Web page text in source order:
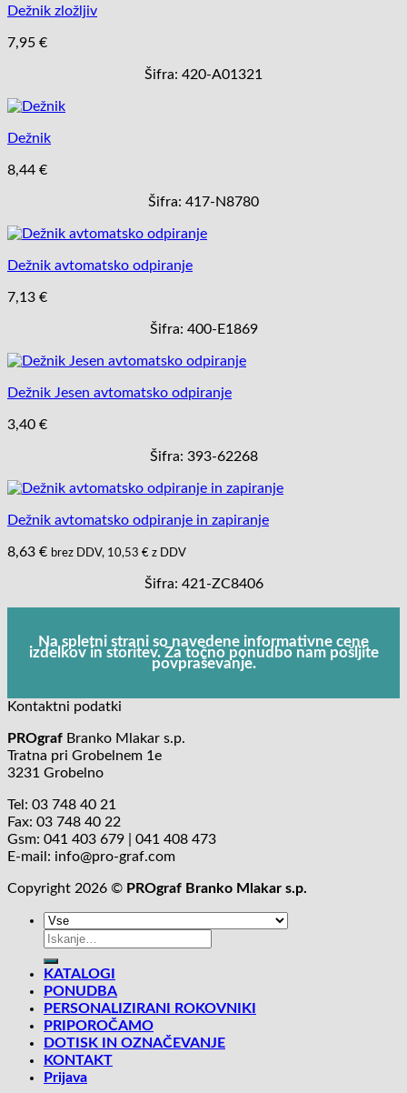
Dežnik zložljiv
7,95 €
Šifra: 420-A01321
Dežnik
8,44 €
Šifra: 417-N8780
Dežnik avtomatsko odpiranje
7,13 €
Šifra: 400-E1869
Dežnik Jesen avtomatsko odpiranje
3,40 €
Šifra: 393-62268
Dežnik avtomatsko odpiranje in zapiranje
8,63 € brez DDV, 10,53 € z DDV
Šifra: 421-ZC8406
Na spletni strani so navedene informativne cene
izdelkov in storitev. Za točno ponudbo nam pošljite
povpraševanje.
Kontaktni podatki
PROgraf Branko Mlakar s.p.
Tratna pri Grobelnem 1e
3231 Grobelno
Tel: 03 748 40 21
Fax: 03 748 40 22
Gsm: 041 403 679 | 041 408 473
E-mail: info@pro-graf.com
Copyright 2026 © PROgraf Branko Mlakar s.p.
Išči:
KATALOGI
PONUDBA
PERSONALIZIRANI ROKOVNIKI
PRIPOROČAMO
DOTISK IN OZNAČEVANJE
KONTAKT
Prijava